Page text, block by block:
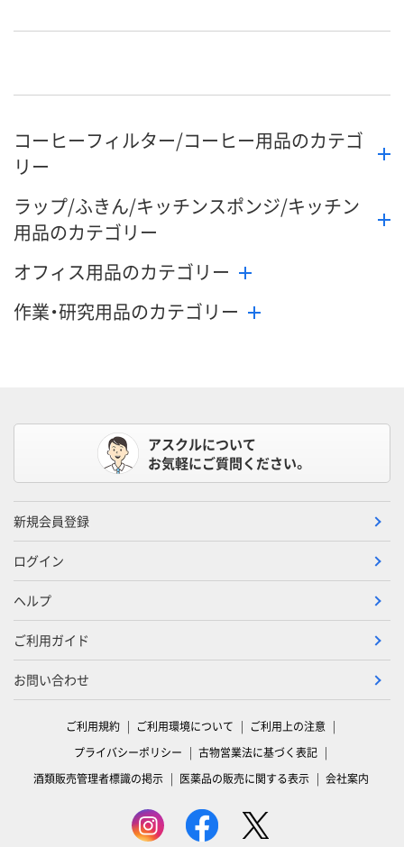
コーヒーフィルター/コーヒー用品のカテゴ
リー
ラップ/ふきん/キッチンスポンジ/キッチン
用品のカテゴリー
オフィス用品のカテゴリー
作業・研究用品のカテゴリー
アスクルについて
お気軽にご質問ください。
新規会員登録
ログイン
ヘルプ
ご利用ガイド
お問い合わせ
ご利用規約 ご利用環境について
ご利用上の注意
プライバシーポリシー
古物営業法に基づく表記
酒類販売管理者標識の掲示
医薬品の販売に関する表示 会社案内